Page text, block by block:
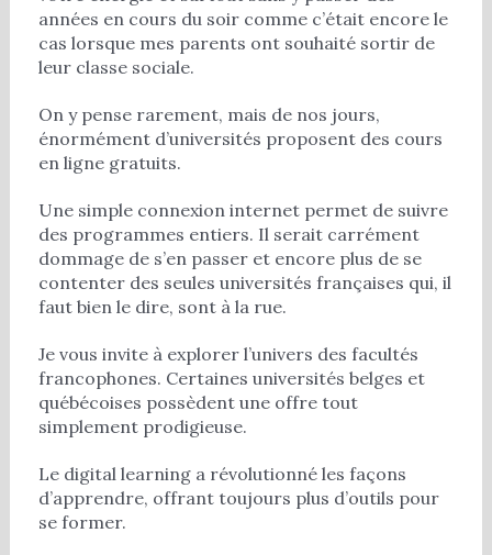
années en cours du soir comme c’était encore le
cas lorsque mes parents ont souhaité sortir de
leur classe sociale.
On y pense rarement, mais de nos jours,
énormément d’universités proposent des cours
en ligne gratuits.
Une simple connexion internet permet de suivre
des programmes entiers. Il serait carrément
dommage de s’en passer et encore plus de se
contenter des seules universités françaises qui, il
faut bien le dire, sont à la rue.
Je vous invite à explorer l’univers des facultés
francophones. Certaines universités belges et
québécoises possèdent une offre tout
simplement prodigieuse.
Le digital learning a révolutionné les façons
d’apprendre, offrant toujours plus d’outils pour
se former.